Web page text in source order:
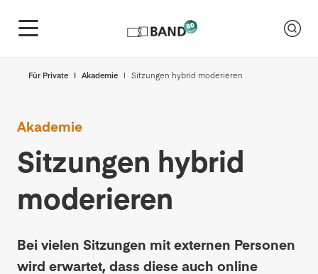
Für Private Akademie Sitzungen hybrid moderieren
Akademie
Sitzungen hybrid
moderieren
Bei vielen Sitzungen mit externen Personen
wird erwartet, dass diese auch online